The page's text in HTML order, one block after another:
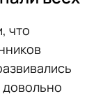
что